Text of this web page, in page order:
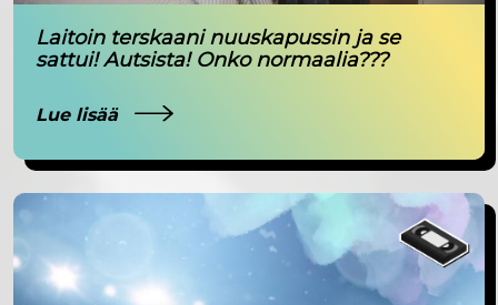
Laitoin terskaani nuuskapussin ja se
sattui! Autsista! Onko normaalia???
Lue lisää